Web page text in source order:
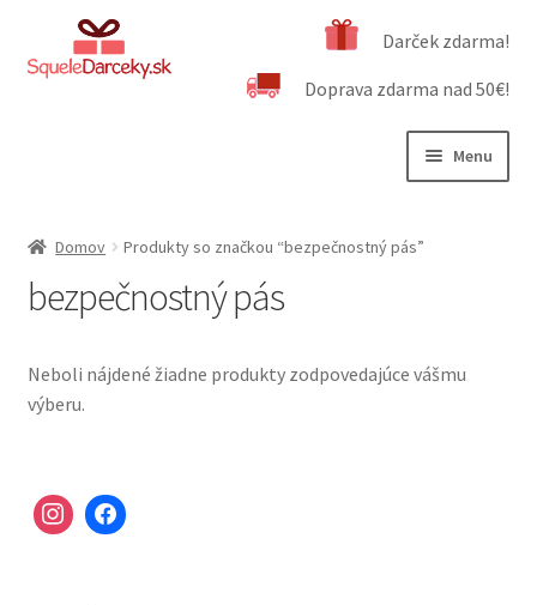
Preskočiť
na
Preskočiť
na
Darček zdarma!
Doprava zdarma nad 50€!
Menu
Dôležité informácie
Kontakt
Domov Produkty so značkou “bezpečnostný pás”
bezpečnostný pás
Neboli nájdené žiadne produkty zodpovedajúce vášmu
výberu.